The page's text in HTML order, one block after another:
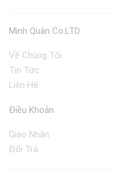
Minh Quân Co.LTD
Về Chúng Tôi
Tin Tức
Liên Hệ
Điều Khoản
Giao Nhận
Đổi Trả